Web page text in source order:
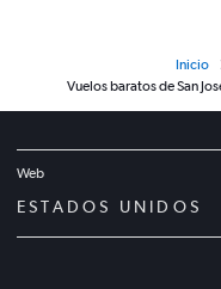
Inicio
Vuelos baratos de San
Web
ESTADOS UNIDOS